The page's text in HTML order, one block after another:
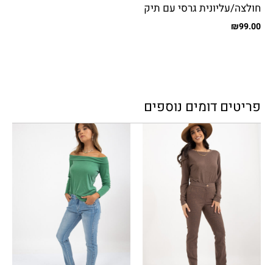
חולצה/עליונית גרסי עם תיק
תקים₪99.00
פריטים דומים נוספים